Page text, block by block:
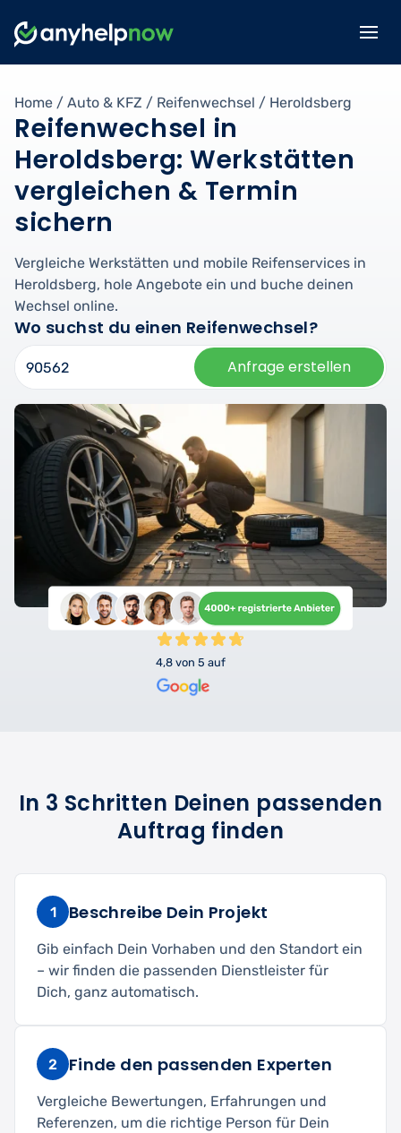
Home / Auto & KFZ / Reifenwechsel / Heroldsberg
Reifenwechsel in
Heroldsberg: Werkstätten
vergleichen & Termin
sichern
Vergleiche Werkstätten und mobile Reifenservices in
Heroldsberg, hole Angebote ein und buche deinen
Wechsel online.
Wo suchst du einen Reifenwechsel?
Anfrage erstellen
4,8 von 5 auf
In 3 Schritten Deinen passenden
Auftrag finden
1 Beschreibe Dein Projekt
Gib einfach Dein Vorhaben und den Standort ein
– wir finden die passenden Dienstleister für
Dich, ganz automatisch.
2 Finde den passenden Experten
Vergleiche Bewertungen, Erfahrungen und
Referenzen, um die richtige Person für Dein